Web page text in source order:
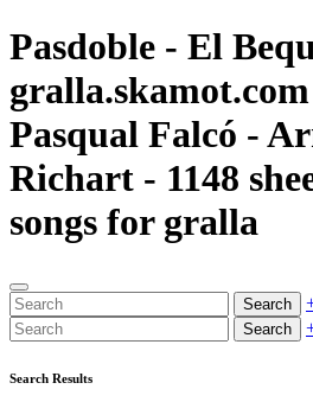
Pasdoble - El
Pasqual Falcó -
Richart - 1148
songs for gralla
Search
Search
Search Results